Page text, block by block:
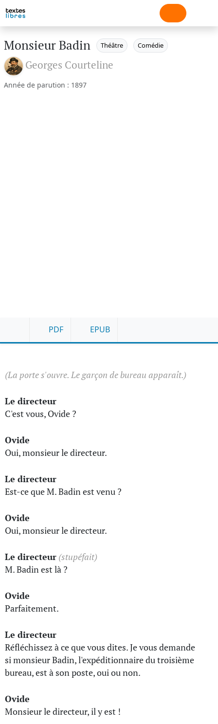
Monsieur Badin Théâtre Comédie
Georges Courteline
Année de parution : 1897
PDF EPUB
(La porte s'ouvre. Le garçon de bureau apparaît.)
Le directeur
C'est vous, Ovide ?
Ovide
Oui, monsieur le directeur.
Le directeur
Est-ce que M. Badin est venu ?
Ovide
Oui, monsieur le directeur.
Le directeur (stupéfait)
M. Badin est là ?
Ovide
Parfaitement.
Le directeur
Réfléchissez à ce que vous dites. Je vous demande
si monsieur Badin, l'expéditionnaire du troisième
bureau, est à son poste, oui ou non.
Ovide
Monsieur le directeur, il y est !